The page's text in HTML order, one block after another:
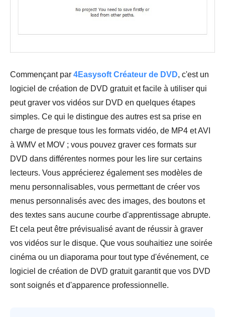
Commençant par 4Easysoft Créateur de DVD, c'est un
logiciel de création de DVD gratuit et facile à utiliser qui
peut graver vos vidéos sur DVD en quelques étapes
simples. Ce qui le distingue des autres est sa prise en
charge de presque tous les formats vidéo, de MP4 et AVI
à WMV et MOV ; vous pouvez graver ces formats sur
DVD dans différentes normes pour les lire sur certains
lecteurs. Vous apprécierez également ses modèles de
menu personnalisables, vous permettant de créer vos
menus personnalisés avec des images, des boutons et
des textes sans aucune courbe d'apprentissage abrupte.
Et cela peut être prévisualisé avant de réussir à graver
vos vidéos sur le disque. Que vous souhaitiez une soirée
cinéma ou un diaporama pour tout type d'événement, ce
logiciel de création de DVD gratuit garantit que vos DVD
sont soignés et d'apparence professionnelle.